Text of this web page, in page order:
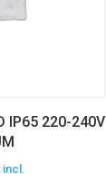
IP65 220-240V
incl.